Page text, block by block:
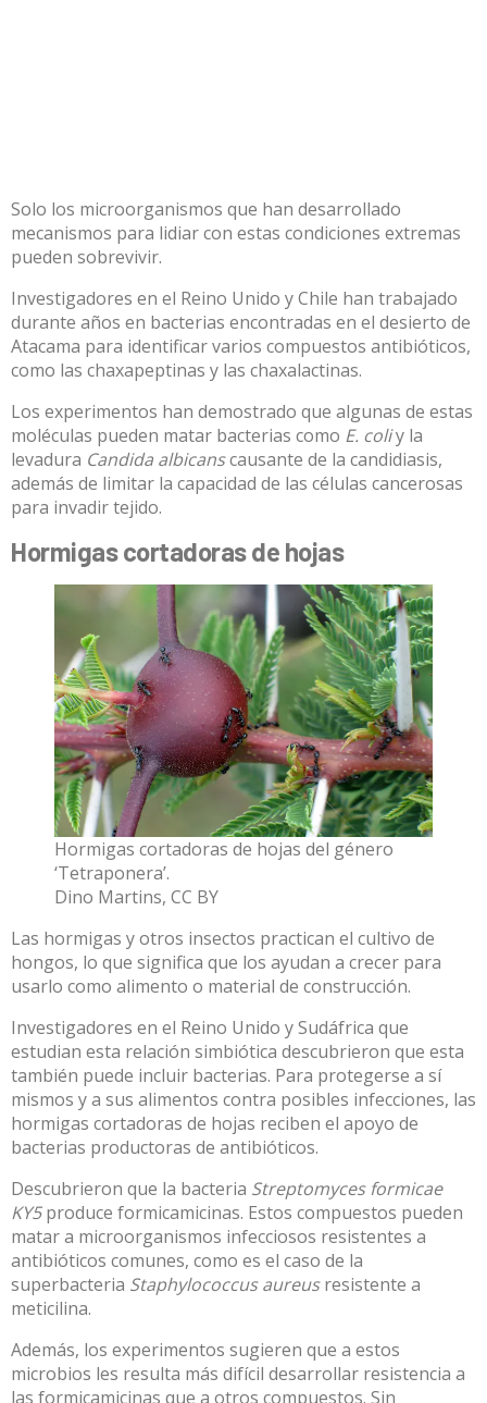
Solo los microorganismos que han desarrollado
mecanismos para lidiar con estas condiciones extremas
pueden sobrevivir.
Investigadores en el Reino Unido y Chile han trabajado
durante años en bacterias encontradas en el desierto de
Atacama para identificar varios compuestos antibióticos,
como las chaxapeptinas y las chaxalactinas.
Los experimentos han demostrado que algunas de estas
moléculas pueden matar bacterias como E. coliy la
levadura Candida albicanscausante de la candidiasis,
además de limitar la capacidad de las células cancerosas
para invadir tejido.
Hormigas cortadoras de hojas
Hormigas cortadoras de hojas del género
‘Tetraponera’.
Dino Martins, CC BY
Las hormigas y otros insectos practican el cultivo de
hongos, lo que significa que los ayudan a crecer para
usarlo como alimento o material de construcción.
Investigadores en el Reino Unido y Sudáfrica que
estudian esta relación simbiótica descubrieron que esta
también puede incluir bacterias. Para protegerse a sí
mismos y a sus alimentos contra posibles infecciones, las
hormigas cortadoras de hojas reciben el apoyo de
bacterias productoras de antibióticos.
Descubrieron que la bacteria Streptomyces formicae
KY5produce formicamicinas. Estos compuestos pueden
matar a microorganismos infecciosos resistentes a
antibióticos comunes, como es el caso de la
superbacteria Staphylococcus aureusresistente a
meticilina.
Además, los experimentos sugieren que a estos
microbios les resulta más difícil desarrollar resistencia a
las formicamicinas que a otros compuestos. Sin